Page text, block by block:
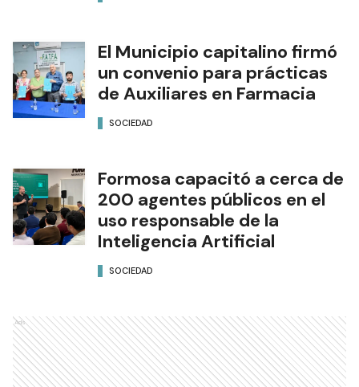
El Municipio capitalino firmó
un convenio para prácticas
de Auxiliares en Farmacia
SOCIEDAD
Formosa capacitó a cerca de
200 agentes públicos en el
uso responsable de la
Inteligencia Artificial
SOCIEDAD
Ads